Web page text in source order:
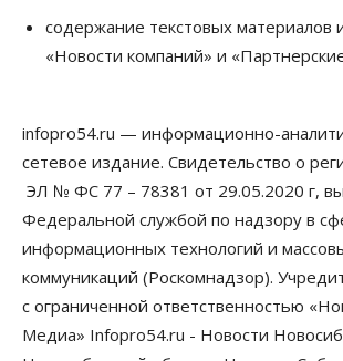
07 Августа 2026, 14:00
07 Августа 2026, 13:55
Авто Общество
Треть автовладельцев в
«поставили машины на прикол»
07 Августа 2026, 13:00
Власть
Школы, библиотеки, пешеходные
депутаты Госдумы контролируют
социальных объектах
содержание текстовых материалов
«Новости компаний» и
infopro54.ru — информационно-
сетевое издание. Свидетельство о
ЭЛ № ФС 77 – 78381 от 29.05.2020 г,
Федеральной службой по надзору в
информационных технологий и
коммуникаций (Роскомнадзор).
с ограниченной ответственностью
Медиа» Infopro54.ru - Новости